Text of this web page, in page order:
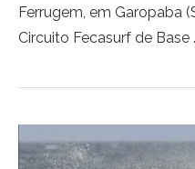
Ferrugem, em Garopaba
Circuito Fecasurf de Base